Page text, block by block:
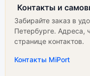
Контакты и
Забирайте заказ в
Петербурге. Адреса,
странице контактов.
Контакты MiPort